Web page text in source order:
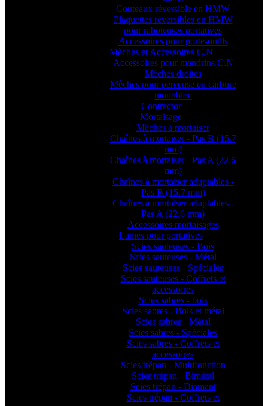
Couteaux réversible en HMW
Plaquettes réversibles en HMW
pour raboteuses portatives
Accessoires pour porte-outils
Mèches et Accessoires C.N
Accessoires pour mandrins C.N
Mèches droites
Mèches pour perceuse en carbure
monobloc
Contractor
Mortaisage
Mèches à mortaiser
Chaînes à mortaiser - Pas B (15.7
mm)
Chaînes à mortaiser - Pas A (22.6
mm)
Chaînes à mortaiser adaptables -
Pas B (15.7 mm)
Chaînes à mortaiser adaptables -
Pas A (22.6 mm)
Accessoires mortaisages
Lames pour portatives
Scies sauteuses - Bois
Scies sauteuses - Métal
Scies sauteuses - Spéciales
Scies sauteuses - Coffrets et
accessoires
Scies sabres - bois
Scies sabres - Bois et métal
Scies sabres - Métal
Scies sabres - Spéciales
Scies sabres - Coffrets et
accessoires
Scies trépan - Multifonction
Scies trépan - Bimétal
Scies trépan - Diamant
Scies trépan - Coffrets et